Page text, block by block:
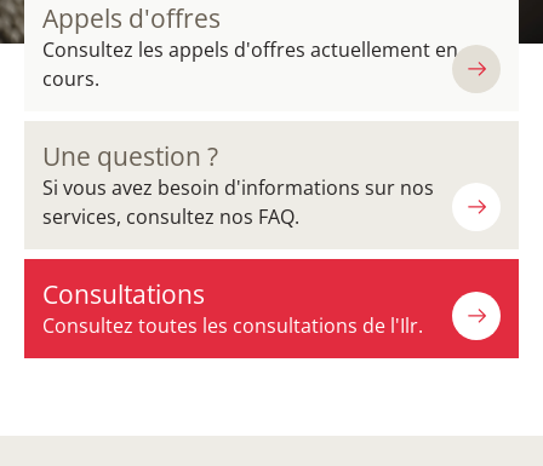
Appels d'offres
Consultez les appels d'offres actuellement en
cours.
Une question ?
Si vous avez besoin d'informations sur nos
services, consultez nos FAQ.
Consultations
Consultez toutes les consultations de l'Ilr.